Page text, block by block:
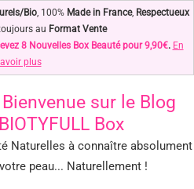
Bio, 100% Made in France, Respectueux
au Format Vente
8 Nouvelles Box Beauté pour 9,90€. En
plus
sur le Blog
Box
Naturelles à connaître absolument
peau... Naturellement !